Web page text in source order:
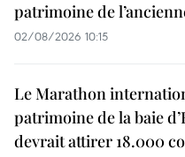
patrimoine de
02/08/2026 10:15
Le Marathon
patrimoine de la baie
devrait attirer 18.000